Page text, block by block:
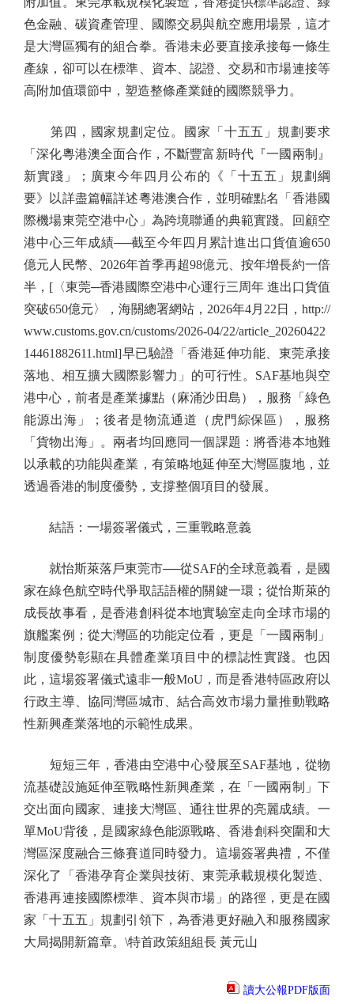
色金融、碳資產管理、國際交易與航空應用場景，這才
是大灣區獨有的組合拳。香港未必要直接承接每一條生
產線，卻可以在標準、資本、認證、交易和市場連接等
高附加值環節中，塑造整條產業鏈的國際競爭力。
第四，國家規劃定位。國家「十五五」規劃要求
「深化粵港澳全面合作，不斷豐富新時代『一國兩制』
新實踐」；廣東今年四月公布的《「十五五」規劃綱
要》以詳盡篇幅詳述粵港澳合作，並明確點名「香港國
際機場東莞空港中心」為跨境聯通的典範實踐。回顧空
港中心三年成績──截至今年四月累計進出口貨值逾650
億元人民幣、2026年首季再超98億元、按年增長約一倍
半，[〈東莞─香港國際空港中心運行三周年 進出口貨值
突破650億元〉，海關總署網站，2026年4月22日，http://
www.customs.gov.cn/customs/2026-04/22/article_20260422
14461882611.html]早已驗證「香港延伸功能、東莞承接
落地、相互擴大國際影響力」的可行性。SAF基地與空
港中心，前者是產業據點（麻涌沙田島），服務「綠色
能源出海」；後者是物流通道（虎門綜保區），服務
「貨物出海」。兩者均回應同一個課題：將香港本地難
以承載的功能與產業，有策略地延伸至大灣區腹地，並
透過香港的制度優勢，支撐整個項目的發展。
結語：一場簽署儀式，三重戰略意義
就怡斯萊落戶東莞市──從SAF的全球意義看，是國
家在綠色航空時代爭取話語權的關鍵一環；從怡斯萊的
成長故事看，是香港創科從本地實驗室走向全球市場的
旗艦案例；從大灣區的功能定位看，更是「一國兩制」
制度優勢彰顯在具體產業項目中的標誌性實踐。也因
此，這場簽署儀式遠非一般MoU，而是香港特區政府以
行政主導、協同灣區城市、結合高效市場力量推動戰略
性新興產業落地的示範性成果。
短短三年，香港由空港中心發展至SAF基地，從物
流基礎設施延伸至戰略性新興產業，在「一國兩制」下
交出面向國家、連接大灣區、通往世界的亮麗成績。一
單MoU背後，是國家綠色能源戰略、香港創科突圍和大
灣區深度融合三條賽道同時發力。這場簽署典禮，不僅
深化了「香港孕育企業與技術、東莞承載規模化製造、
香港再連接國際標準、資本與市場」的路徑，更是在國
家「十五五」規劃引領下，為香港更好融入和服務國家
大局揭開新篇章。\特首政策組組長 黃元山
讀大公報PDF版面